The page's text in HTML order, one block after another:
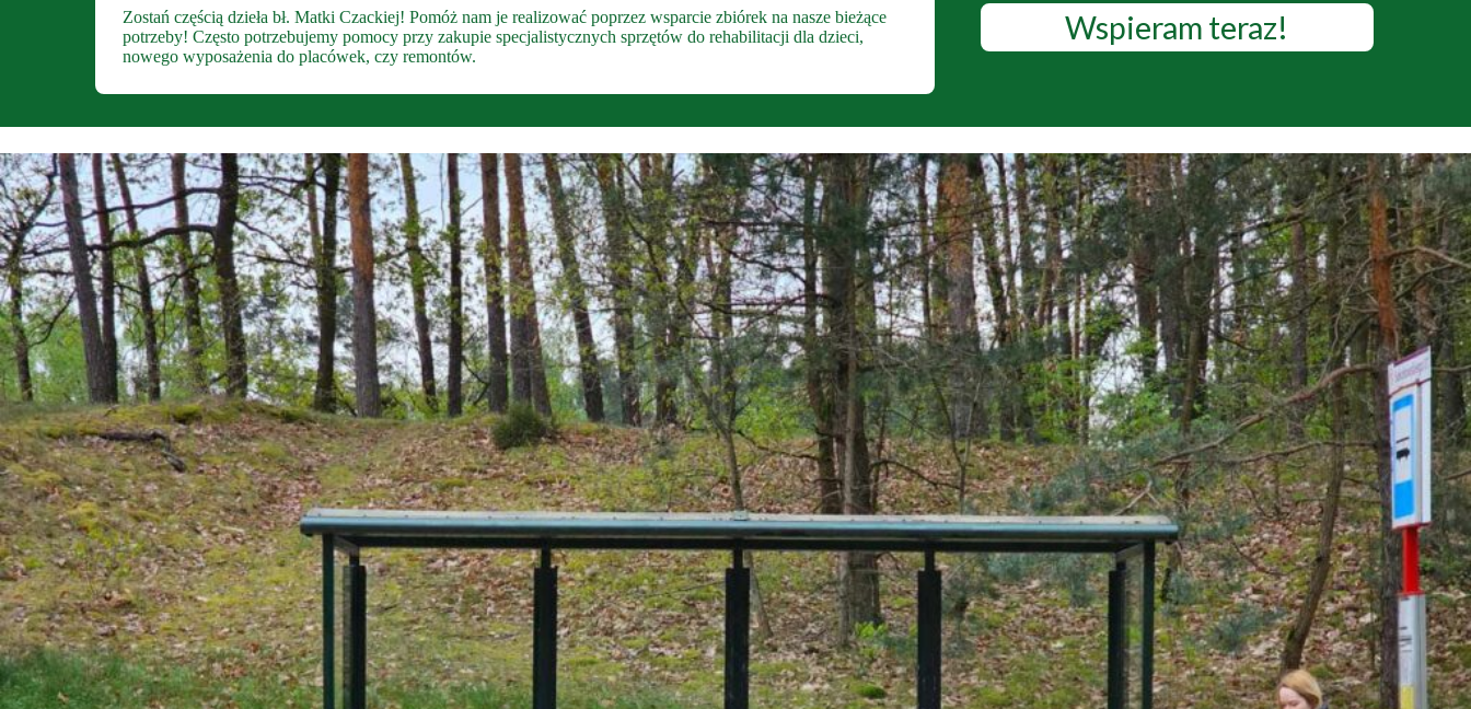
Zostań częścią dzieła bł. Matki Czackiej! Pomóż nam je realizować poprzez wsparcie zbiórek na nasze bieżące
potrzeby! Często potrzebujemy pomocy przy zakupie specjalistycznych sprzętów do rehabilitacji dla dzieci,
nowego wyposażenia do placówek, czy remontów.
Wspieram teraz!